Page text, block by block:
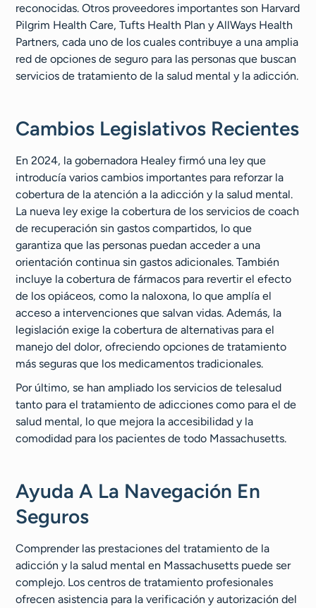
reconocidas. Otros proveedores importantes son Harvard
Pilgrim Health Care, Tufts Health Plan y AllWays Health
Partners, cada uno de los cuales contribuye a una amplia
red de opciones de seguro para las personas que buscan
servicios de tratamiento de la salud mental y la adicción.
Cambios Legislativos Recientes
En 2024, la gobernadora Healey firmó una ley que
introducía varios cambios importantes para reforzar la
cobertura de la atención a la adicción y la salud mental.
La nueva ley exige la cobertura de los servicios de coach
de recuperación sin gastos compartidos, lo que
garantiza que las personas puedan acceder a una
orientación continua sin gastos adicionales. También
incluye la cobertura de fármacos para revertir el efecto
de los opiáceos, como la naloxona, lo que amplía el
acceso a intervenciones que salvan vidas. Además, la
legislación exige la cobertura de alternativas para el
manejo del dolor, ofreciendo opciones de tratamiento
más seguras que los medicamentos tradicionales.
Por último, se han ampliado los servicios de telesalud
tanto para el tratamiento de adicciones como para el de
salud mental, lo que mejora la accesibilidad y la
comodidad para los pacientes de todo Massachusetts.
Ayuda A La Navegación En
Seguros
Comprender las prestaciones del tratamiento de la
adicción y la salud mental en Massachusetts puede ser
complejo. Los centros de tratamiento profesionales
ofrecen asistencia para la verificación y autorización del